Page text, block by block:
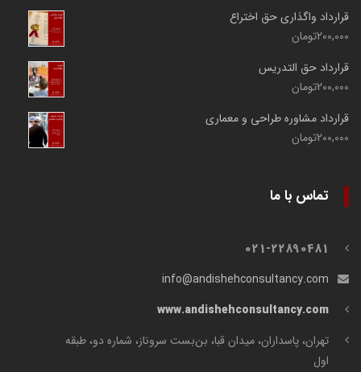
قرارداد واگذاری حق اختراع
200,000تومان
قرارداد حق التدریس
200,000تومان
قرارداد مشاوره طراحی و معماری
200,000تومان
تماس با ما
021-22890481
info@andishehconsultancy.com
www.andishehconsultancy.com
تهران، پاسداران، میدان قبا، بن‌بست سروناز، شماره دو، طبقه
اول